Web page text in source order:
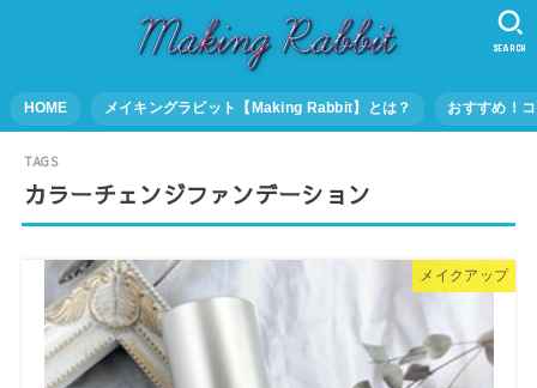
HOME メイキングラビット【Making Rabbit】とは？ おすすめ！
SEARCH
カラーチェンジファンデーション
メイクアップ